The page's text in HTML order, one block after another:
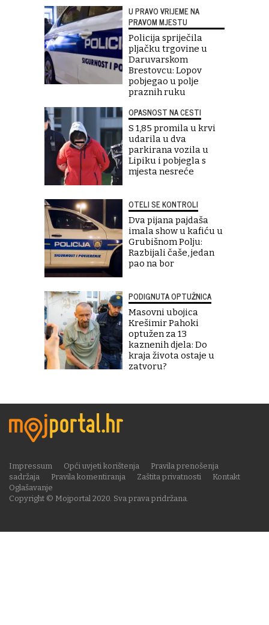
U PRAVO VRIJEME NA
PRAVOM MJESTU
Policija spriječila
pljačku trgovine u
Daruvarskom
Brestovcu: Lopov
pobjegao u polje
praznih ruku
OPASNOST NA CESTI
S 1,85 promila u krvi
udarila u dva
parkirana vozila u
Lipiku i pobjegla s
mjesta nesreće
OTELI SE KONTROLI
Dva pijana pajdaša
imala show u kafiću u
Grubišnom Polju:
Razbijali čaše, jedan
pao na bor
PODIGNUTA OPTUŽNICA
Masovni ubojica
Krešimir Pahoki
optužen za 13
kaznenih djela: Do
kraja života ostaje u
zatvoru?
Copyright © Mojportal 2020. Sva prava pridržana.
Impressum Opći uvjeti korištenja
Pravila prenošenja
sadržaja
Pravila komentiranja Zaštita privatnosti
Kontakt
Oglašavanje